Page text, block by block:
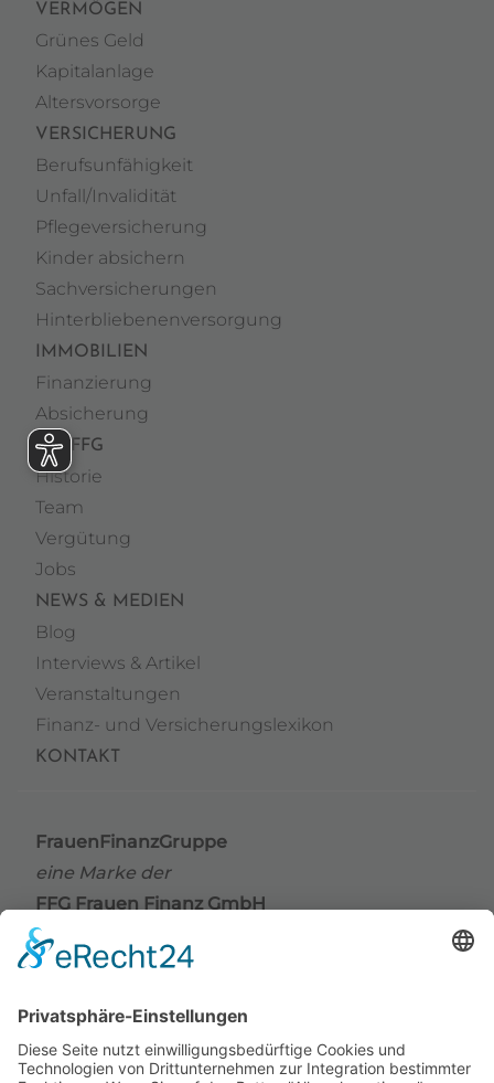
VERMÖGEN
Grünes Geld
Kapitalanlage
Altersvorsorge
VERSICHERUNG
Berufsunfähigkeit
Unfall/Invalidität
Pflegeversicherung
Kinder absichern
Sachversicherungen
Hinterbliebenenversorgung
IMMOBILIEN
Finanzierung
Absicherung
DIE FFG
Historie
Team
Vergütung
Jobs
NEWS & MEDIEN
Blog
Interviews & Artikel
Veranstaltungen
Finanz- und Versicherungslexikon
KONTAKT
FrauenFinanzGruppe
eine Marke der
FFG Frauen Finanz GmbH
Grindelallee 176
20144 Hamburg
Telefax +49 (0) 40 / 41 42 66 68
E-Mailinfo@frauenfinanzgruppe.de